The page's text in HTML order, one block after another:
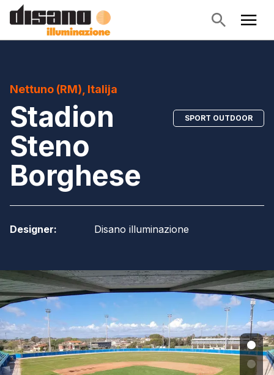
Nettuno (RM), Italija
Stadion
Steno
Borghese
SPORT OUTDOOR
Designer: Disano illuminazione